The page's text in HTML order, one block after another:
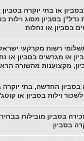
או בתי יוקרה בסביון
נדל"ן בסביון מסוג וילות
בסביון או נחלות
רשות מקרקעי
או מגרשים בסביון או
מקצוענות מהשורה
החדשה, בתי יוקרה
וילות בסביון או
בסביון מובילות
בסביון